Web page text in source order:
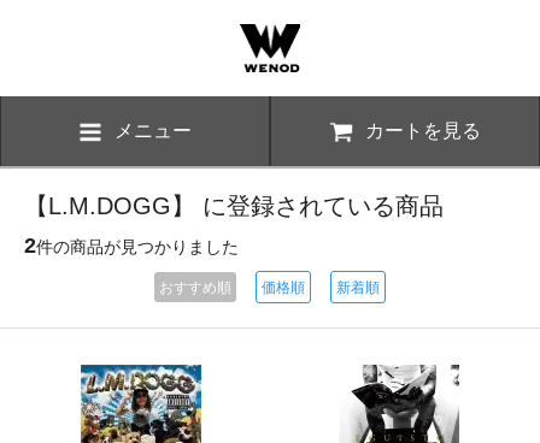
メニュー カートを見る
【L.M.DOGG】 に登録されている商品
2件の商品が見つかりました
おすすめ順 価格順 新着順